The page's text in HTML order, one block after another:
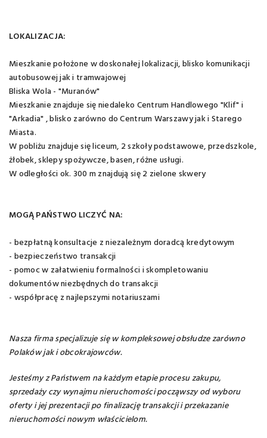
LOKALIZACJA:
Mieszkanie położone w doskonałej lokalizacji, blisko komunikacji
autobusowej jak i tramwajowej
Bliska Wola - "Muranów"
Mieszkanie znajduje się niedaleko Centrum Handlowego "Klif" i
"Arkadia" , blisko zarówno do Centrum Warszawy jak i Starego
Miasta.
W pobliżu znajduje się liceum, 2 szkoły podstawowe, przedszkole,
żłobek, sklepy spożywcze, basen, różne usługi.
W odległości ok. 300 m znajdują się 2 zielone skwery
MOGĄ PAŃSTWO LICZYĆ NA:
- bezpłatną konsultacje z niezależnym doradcą kredytowym
- bezpieczeństwo transakcji
- pomoc w załatwieniu formalności i skompletowaniu
dokumentów niezbędnych do transakcji
- współpracę z najlepszymi notariuszami
Nasza firma specjalizuje się w kompleksowej obsłudze zarówno
Polaków jak i obcokrajowców.
Jesteśmy z Państwem na każdym etapie procesu zakupu,
sprzedaży czy wynajmu nieruchomości począwszy od wyboru
oferty i jej prezentacji po finalizację transakcji i przekazanie
nieruchomości nowym właścicielom.